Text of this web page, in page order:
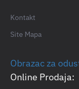
Kontakt
Site Mapa
Obrazac za
Online Prodaja: